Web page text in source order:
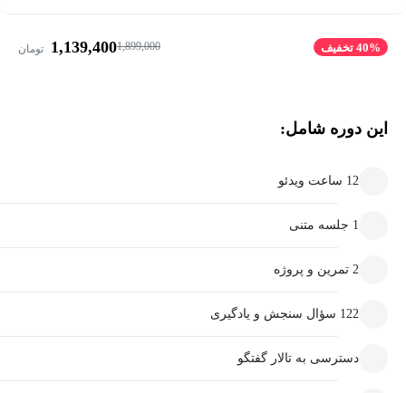
40% تخفیف 1,899,000
1,139,400 تومان
این دوره شامل:
12 ساعت ویدئو
1 جلسه متنی
2 تمرین و پروژه
122 سؤال سنجش و یادگیری
دسترسی به تالار گفتگو